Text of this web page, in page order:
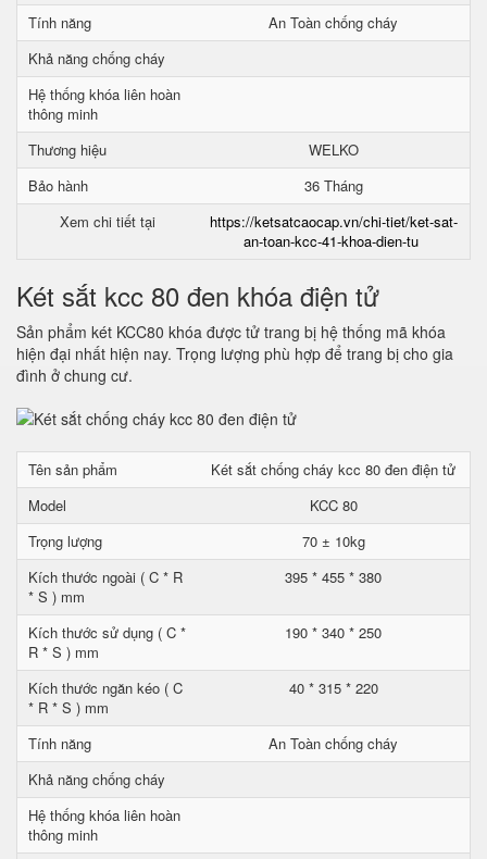
Tính năng
An Toàn chống cháy
Khả năng chống cháy
Hệ thống khóa liên hoàn
thông minh
Thương hiệu
WELKO
Bảo hành
36 Tháng
Xem chi tiết tại
https://ketsatcaocap.vn/chi-tiet/ket-sat-
an-toan-kcc-41-khoa-dien-tu
Két sắt kcc 80 đen khóa điện tử
Sản phẩm két KCC80 khóa được tử trang bị hệ thống mã khóa
hiện đại nhất hiện nay. Trọng lượng phù hợp để trang bị cho gia
đình ở chung cư.
Tên sản phẩm
Két sắt chống cháy kcc 80 đen điện tử
Model
KCC 80
Trọng lượng
70 ± 10kg
Kích thước ngoài ( C * R
* S ) mm
395 * 455 * 380
Kích thước sử dụng ( C *
R * S ) mm
190 * 340 * 250
Kích thước ngăn kéo ( C
* R * S ) mm
40 * 315 * 220
Tính năng
An Toàn chống cháy
Khả năng chống cháy
Hệ thống khóa liên hoàn
thông minh